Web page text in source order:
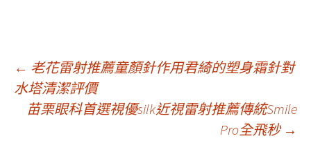
文
章
← 老花雷射推薦童顏針作用君綺的塑身霜針對
水塔清潔評價
苗栗眼科首選視優silk近視雷射推薦傳統Smile
Pro全飛秒 →